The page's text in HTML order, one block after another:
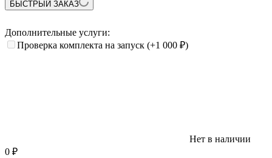
БЫСТРЫЙ ЗАКАЗ
Дополнительные услуги:
Проверка комплекта на запуск (+1 000 ₽)
Нет в наличии
0 ₽